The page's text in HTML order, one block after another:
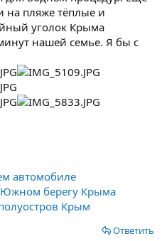
на пляже тёплые и
уголок Крыма
нашей семье. Я бы с
автомобиле
Южном берегу Крыма
Крым
Ответить